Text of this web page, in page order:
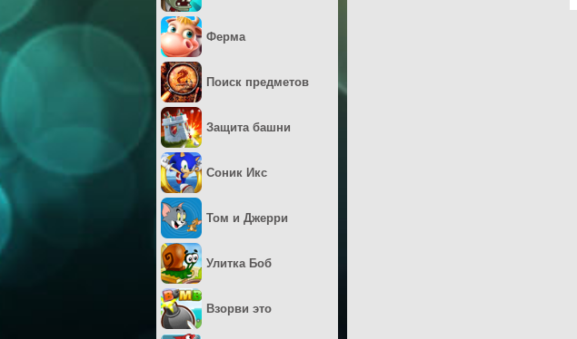
Ферма
Поиск предметов
Защита башни
Соник Икс
Том и Джерри
Улитка Боб
Взорви это